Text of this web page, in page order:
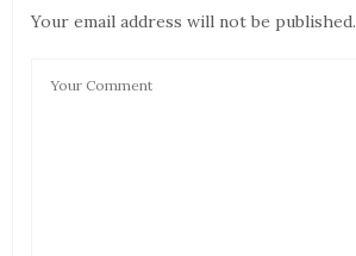
Your email address will not be published.